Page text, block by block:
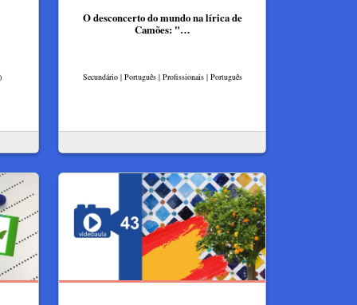
O desconcerto do mundo na lírica de
Camões: "…
Secundário | Português | Profissionais | Português